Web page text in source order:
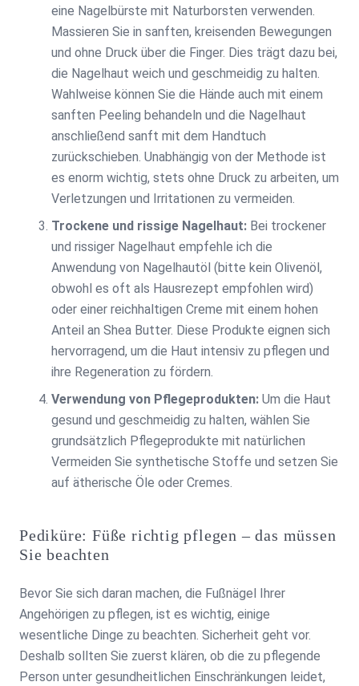
eine Nagelbürste mit Naturborsten verwenden.
Massieren Sie in sanften, kreisenden Bewegungen
und ohne Druck über die Finger. Dies trägt dazu bei,
die Nagelhaut weich und geschmeidig zu halten.
Wahlweise können Sie die Hände auch mit einem
sanften Peeling behandeln und die Nagelhaut
anschließend sanft mit dem Handtuch
zurückschieben. Unabhängig von der Methode ist
es enorm wichtig, stets ohne Druck zu arbeiten, um
Verletzungen und Irritationen zu vermeiden.
Trockene und rissige Nagelhaut: Bei trockener
und rissiger Nagelhaut empfehle ich die
Anwendung von Nagelhautöl (bitte kein Olivenöl,
obwohl es oft als Hausrezept empfohlen wird)
oder einer reichhaltigen Creme mit einem hohen
Anteil an Shea Butter. Diese Produkte eignen sich
hervorragend, um die Haut intensiv zu pflegen und
ihre Regeneration zu fördern.
Verwendung von Pflegeprodukten: Um die Haut
gesund und geschmeidig zu halten, wählen Sie
grundsätzlich Pflegeprodukte mit natürlichen
Vermeiden Sie synthetische Stoffe und setzen Sie
auf ätherische Öle oder Cremes.
Pediküre: Füße richtig pflegen – das müssen
Sie beachten
Bevor Sie sich daran machen, die Fußnägel Ihrer
Angehörigen zu pflegen, ist es wichtig, einige
wesentliche Dinge zu beachten. Sicherheit geht vor.
Deshalb sollten Sie zuerst klären, ob die zu pflegende
Person unter gesundheitlichen Einschränkungen leidet,